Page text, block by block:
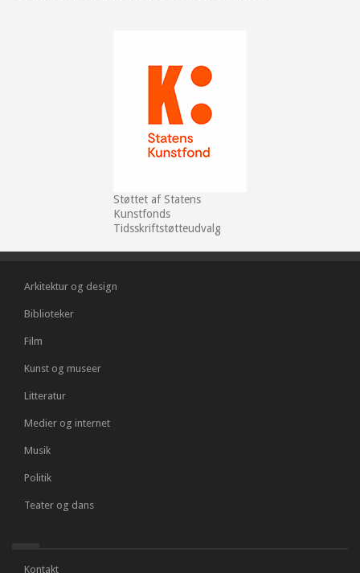
Støttet af Statens
Kunstfonds
Tidsskriftstøtteudvalg
Arkitektur og design
Biblioteker
Film
Kunst og museer
Litteratur
Medier og internet
Musik
Politik
Teater og dans
Kontakt